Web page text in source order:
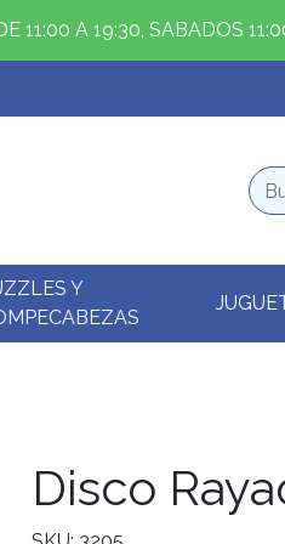
11:00 A 19:30, SABADOS
Y
Disco